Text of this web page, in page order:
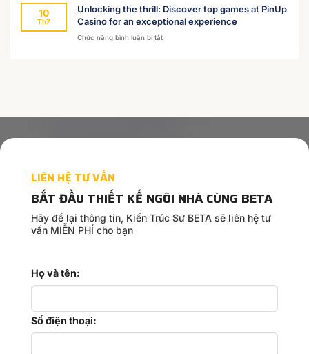
10
Th7
Unlocking the thrill: Discover top games at PinUp
Casino for an exceptional experience
Chức năng bình luận bị tắtở
experience
LIÊN HỆ TƯ VẤN
BẮT ĐẦU THIẾT KẾ NGÔI NHÀ CÙNG BETA
Hãy để lại thông tin, Kiến Trúc Sư BETA sẽ liên hệ tư
vấn MIỄN PHÍ cho bạn
Họ và tên:
Số điện thoại: